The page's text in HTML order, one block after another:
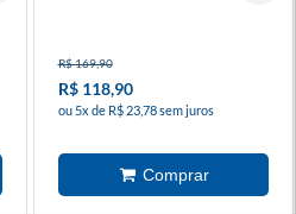
R$ 169,90
R$ 118,90
ou 5x de R$ 23,78 sem juros